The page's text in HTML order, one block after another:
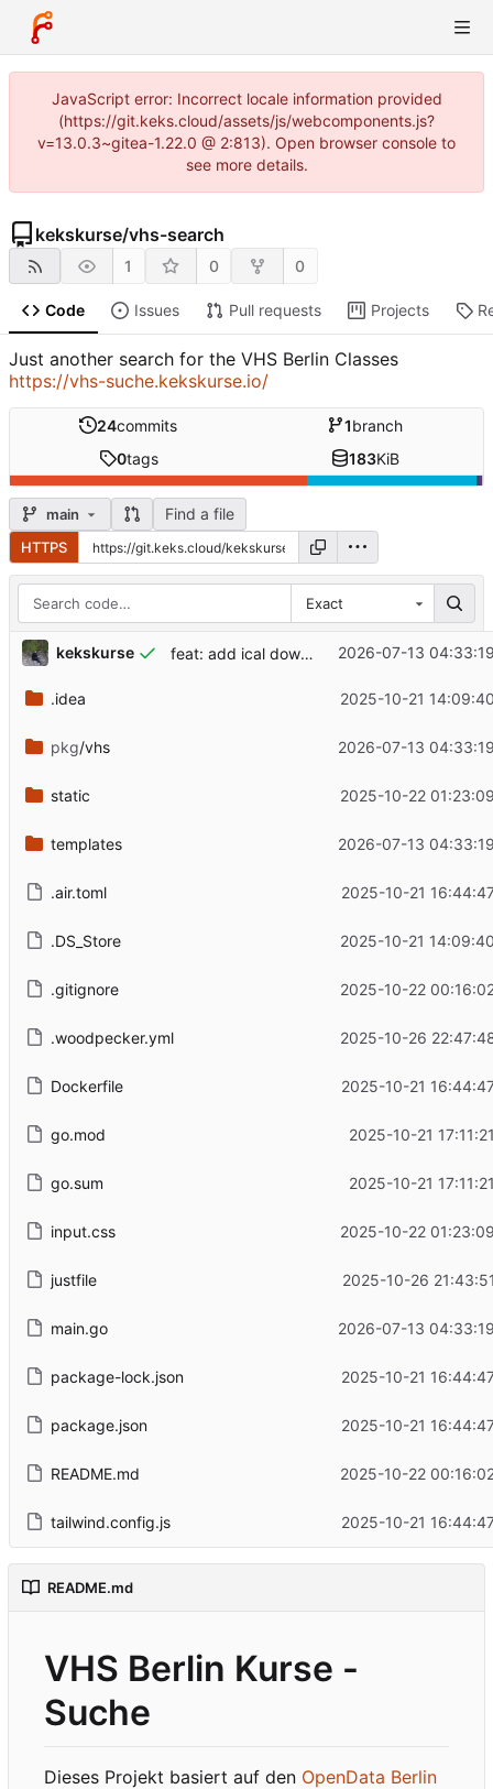
JavaScript error: Incorrect locale information provided
(https://git.keks.cloud/assets/js/webcomponents.js?
v=13.0.3~gitea-1.22.0 @ 2:813). Open browser console to
see more details.
kekskurse/vhs-search
1 0 0
Code Issues Pull requests Projects
Just another search for the VHS Berlin Classes
https://vhs-suche.kekskurse.io/
24commits 1branch
0tags 183KiB
main Find a file
HTTPS
Exact
kekskurse feat: add ical download 2026-07-13
.idea 2025-10-21
pkg/vhs 2026-07-13
static 2025-10-22
templates 2026-07-13
.air.toml 2025-10-21
.DS_Store 2025-10-21
.gitignore 2025-10-22
.woodpecker.yml 2025-10-26
Dockerfile 2025-10-21
go.mod 2025-10-21
go.sum 2025-10-21
input.css 2025-10-22
justfile 2025-10-26
main.go 2026-07-13
package-lock.json 2025-10-21
package.json 2025-10-21
README.md 2025-10-22
tailwind.config.js 2025-10-21
README.md
VHS Berlin Kurse -
Suche
Dieses Projekt basiert auf den OpenData Berlin